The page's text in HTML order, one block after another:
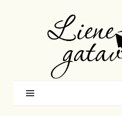
Gatavo
–
Mana
garšu
pasaule